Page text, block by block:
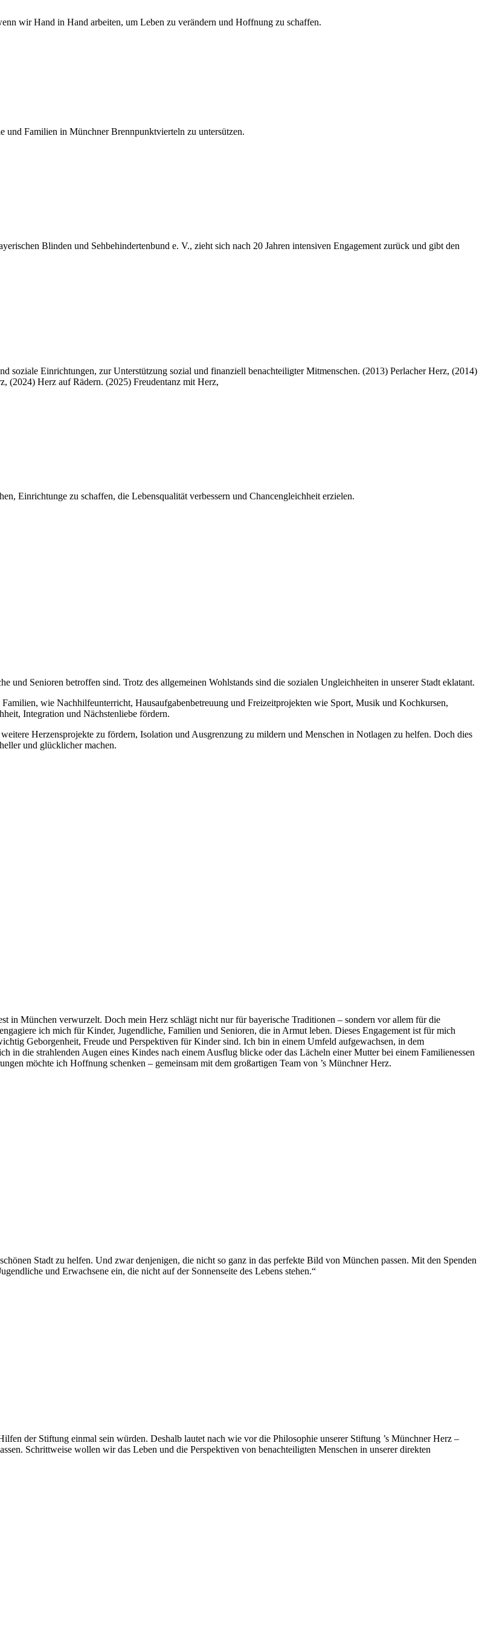
wir Hand in Hand arbeiten, um Leben zu verändern und Hoffnung zu schaffen.
Familien in Münchner Brennpunktvierteln zu untersützen.
Blinden und Sehbehindertenbund e. V., zieht sich nach 20 Jahren intensiven Engagement zurück und gibt den
soziale Einrichtungen, zur Unterstützung sozial und finanziell benachteiligter Mitmenschen. (2013) Perlacher Herz, (2014)
(2024) Herz auf Rädern. (2025) Freudentanz mit Herz,
Einrichtunge zu schaffen, die Lebensqualität verbessern und Chancengleichheit erzielen.
und Senioren betroffen sind. Trotz des allgemeinen Wohlstands sind die sozialen Ungleichheiten in unserer Stadt eklatant.
wie Nachhilfeunterricht, Hausaufgabenbetreuung und Freizeitprojekten wie Sport, Musik und Kochkursen,
Integration und Nächstenliebe fördern.
Herzensprojekte zu fördern, Isolation und Ausgrenzung zu mildern und Menschen in Notlagen zu helfen. Doch dies
und glücklicher machen.
in München verwurzelt. Doch mein Herz schlägt nicht nur für bayerische Traditionen – sondern vor allem für die
ich mich für Kinder, Jugendliche, Familien und Senioren, die in Armut leben. Dieses Engagement ist für mich
Geborgenheit, Freude und Perspektiven für Kinder sind. Ich bin in einem Umfeld aufgewachsen, in dem
in die strahlenden Augen eines Kindes nach einem Ausflug blicke oder das Lächeln einer Mutter bei einem Familienessen
möchte ich Hoffnung schenken – gemeinsam mit dem großartigen Team von ’s Münchner Herz.
Stadt zu helfen. Und zwar denjenigen, die nicht so ganz in das perfekte Bild von München passen. Mit den Spenden
und Erwachsene ein, die nicht auf der Sonnenseite des Lebens stehen.“
der Stiftung einmal sein würden. Deshalb lautet nach wie vor die Philosophie unserer Stiftung ’s Münchner Herz –
Schrittweise wollen wir das Leben und die Perspektiven von benachteiligten Menschen in unserer direkten